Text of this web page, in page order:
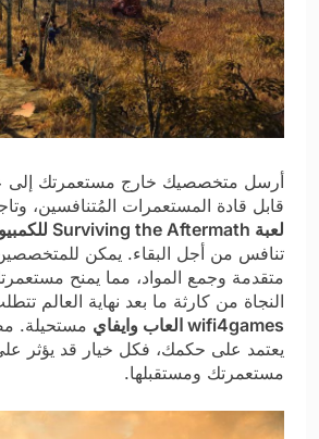
أرسل متخصصيك خارج مستعمرتك إلى
قابل قادة المستعمرات المُتنافسين،
لعبة Surviving the Aftermath للكمبيوتر من ميديا فاير
تنافس من أجل البقاء. يمكن
متقدمة وجمع المواد، مما يمنح
النجاة من كارثة ما بعد نهاية العالم
wifi4games العاب وايفاي
مستحيلة.
يعتمد على حكمك، فكل خيار قد يؤثر
مستعمرتك ومستقبلها.